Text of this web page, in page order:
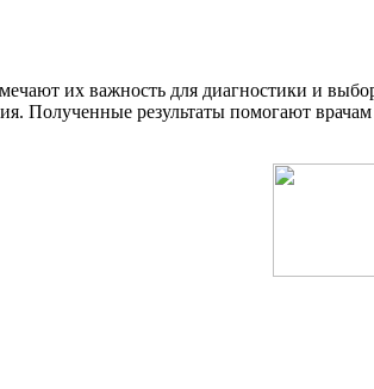
их важность для диагностики и
Полученные результаты помогают